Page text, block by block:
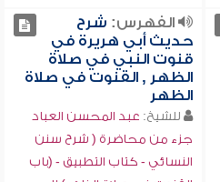
الفهرس: شرح
حديث أبي هريرة في
قنوت النبي في صلاة
الظهر , القنوت في صلاة
الظهر
للشيخ: عبد المحسن العباد
جزء من محاضرة ( شرح سنن
النسائي - كتاب التطبيق - (باب